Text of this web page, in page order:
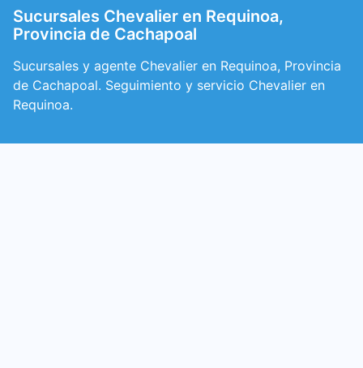
Sucursales Chevalier en Requinoa,
Provincia de Cachapoal
Sucursales y agente Chevalier en Requinoa, Provincia
de Cachapoal. Seguimiento y servicio Chevalier en
Requinoa.